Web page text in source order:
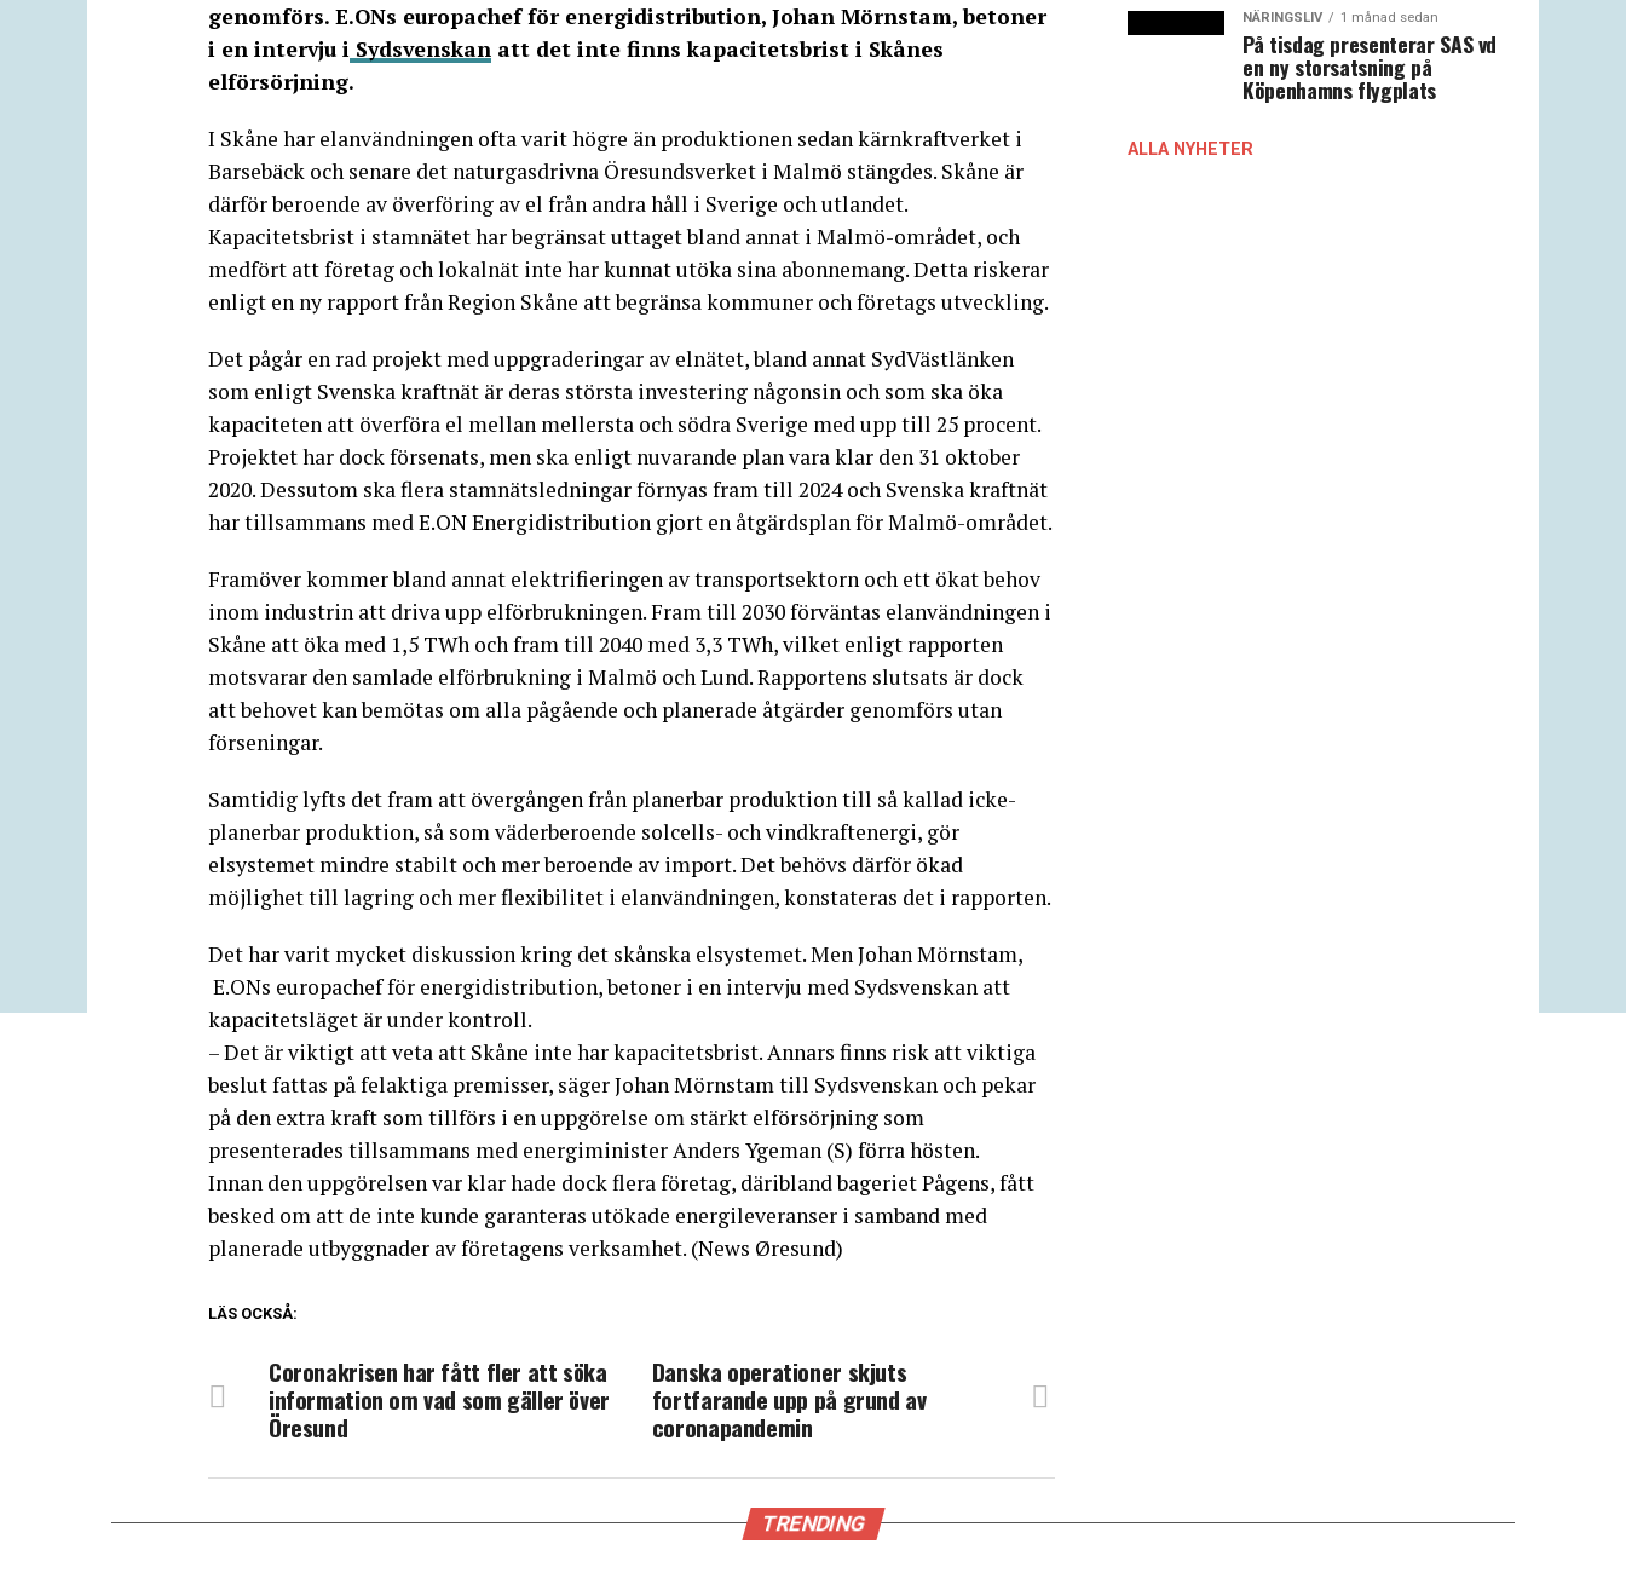
genomförs. E.ONs europachef för energidistribution, Johan Mörnstam, betoner
i en intervju i Sydsvenskan att det inte finns kapacitetsbrist i Skånes
elförsörjning.
I Skåne har elanvändningen ofta varit högre än produktionen sedan kärnkraftverket i
Barsebäck och senare det naturgasdrivna Öresundsverket i Malmö stängdes. Skåne är
därför beroende av överföring av el från andra håll i Sverige och utlandet.
Kapacitetsbrist i stamnätet har begränsat uttaget bland annat i Malmö-området, och
medfört att företag och lokalnät inte har kunnat utöka sina abonnemang. Detta riskerar
enligt en ny rapport från Region Skåne att begränsa kommuner och företags utveckling.
Det pågår en rad projekt med uppgraderingar av elnätet, bland annat SydVästlänken
som enligt Svenska kraftnät är deras största investering någonsin och som ska öka
kapaciteten att överföra el mellan mellersta och södra Sverige med upp till 25 procent.
Projektet har dock försenats, men ska enligt nuvarande plan vara klar den 31 oktober
2020. Dessutom ska flera stamnätsledningar förnyas fram till 2024 och Svenska kraftnät
har tillsammans med E.ON Energidistribution gjort en åtgärdsplan för Malmö-området.
Framöver kommer bland annat elektrifieringen av transportsektorn och ett ökat behov
inom industrin att driva upp elförbrukningen. Fram till 2030 förväntas elanvändningen i
Skåne att öka med 1,5 TWh och fram till 2040 med 3,3 TWh, vilket enligt rapporten
motsvarar den samlade elförbrukning i Malmö och Lund. Rapportens slutsats är dock
att behovet kan bemötas om alla pågående och planerade åtgärder genomförs utan
förseningar.
Samtidig lyfts det fram att övergången från planerbar produktion till så kallad icke-
planerbar produktion, så som väderberoende solcells- och vindkraftenergi, gör
elsystemet mindre stabilt och mer beroende av import. Det behövs därför ökad
möjlighet till lagring och mer flexibilitet i elanvändningen, konstateras det i rapporten.
Det har varit mycket diskussion kring det skånska elsystemet. Men Johan Mörnstam,
E.ONs europachef för energidistribution, betoner i en intervju med Sydsvenskan att
kapacitetsläget är under kontroll.
– Det är viktigt att veta att Skåne inte har kapacitetsbrist. Annars finns risk att viktiga
beslut fattas på felaktiga premisser, säger Johan Mörnstam till Sydsvenskan och pekar
på den extra kraft som tillförs i en uppgörelse om stärkt elförsörjning som
presenterades tillsammans med energiminister Anders Ygeman (S) förra hösten.
Innan den uppgörelsen var klar hade dock flera företag, däribland bageriet Pågens, fått
besked om att de inte kunde garanteras utökade energileveranser i samband med
planerade utbyggnader av företagens verksamhet. (News Øresund)
LÄS OCKSÅ:
Danska operationer skjuts
fortfarande upp på grund av
coronapandemin
Coronakrisen har fått fler att söka
information om vad som gäller över
Öresund
NÄRINGSLIV 1 månad sedan
På tisdag presenterar SAS vd
en ny storsatsning på
Köpenhamns flygplats
ALLA NYHETER
TRENDING